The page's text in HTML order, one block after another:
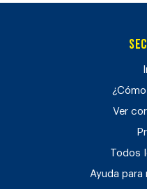
Ver
Todos
Ayuda para